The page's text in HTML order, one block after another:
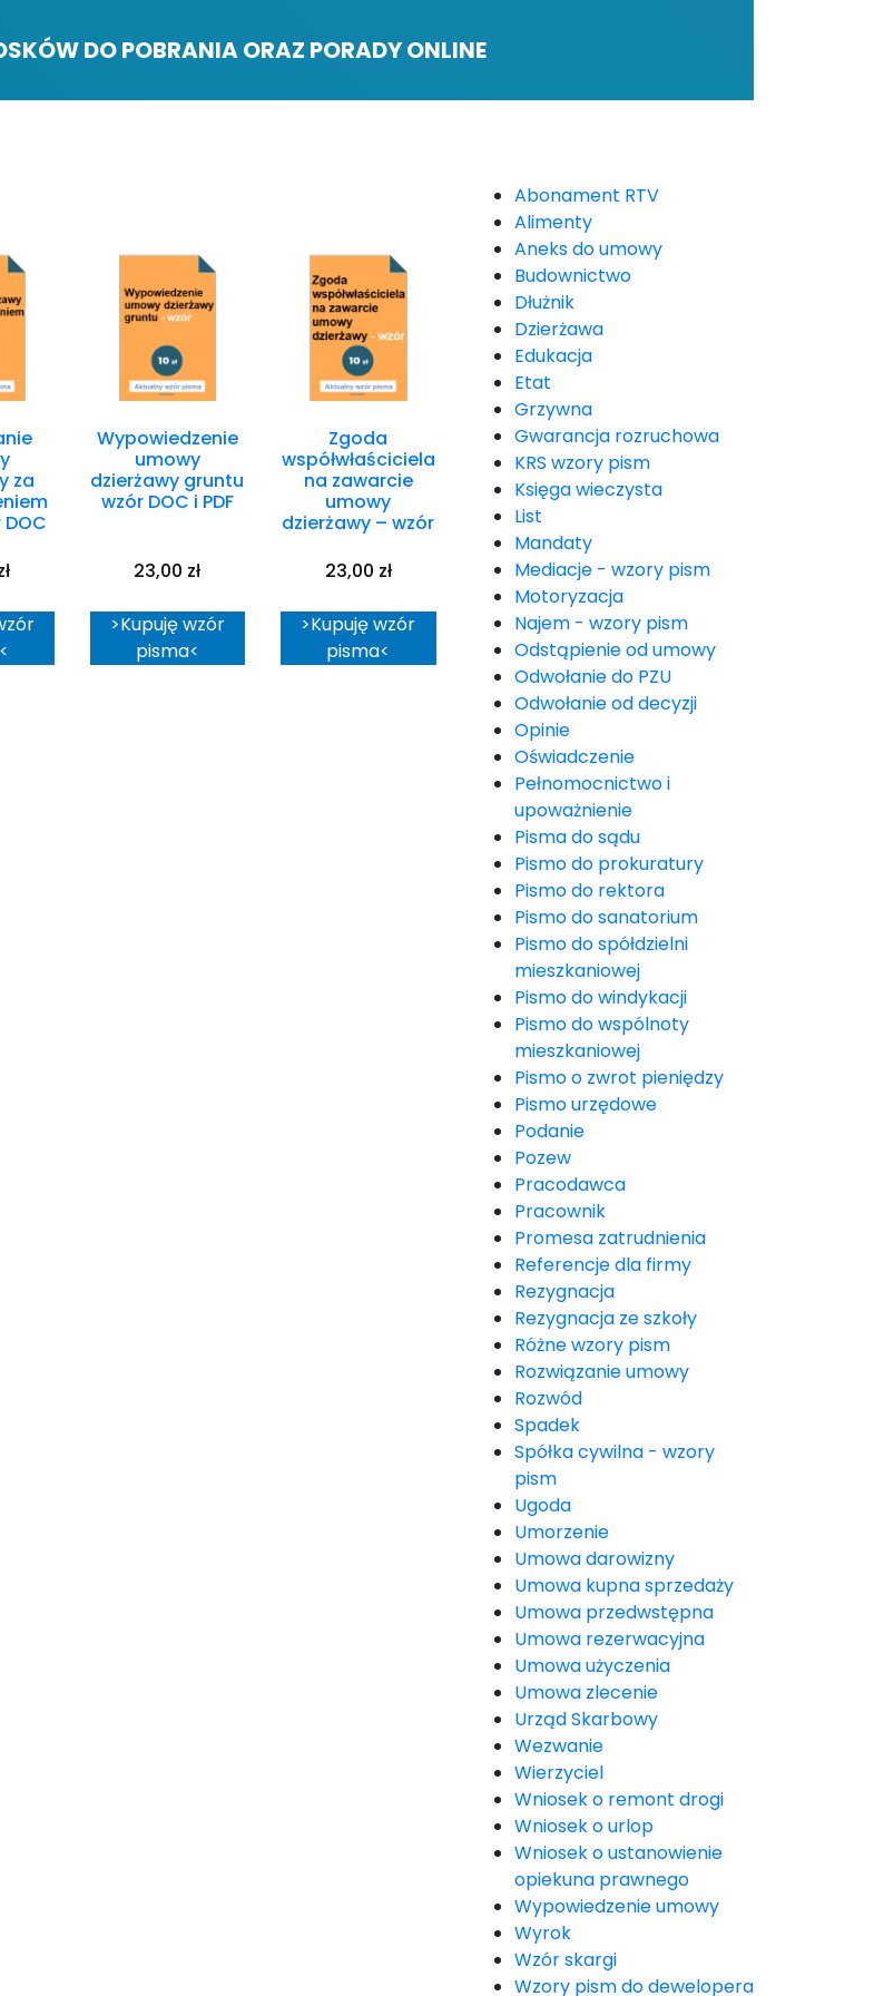
DO POBRANIA ORAZ PORADY ONLINE
za
Wypowiedzenie
umowy
dzierżawy gruntu
wzór DOC i PDF
23,00 zł
>Kupuję wzór
pisma<
Zgoda
współwłaściciela
na zawarcie
umowy
dzierżawy – wzór
23,00 zł
>Kupuję wzór
pisma<
Abonament RTV
Alimenty
Aneks do umowy
Budownictwo
Dłużnik
Dzierżawa
Edukacja
Etat
Grzywna
Gwarancja rozruchowa
KRS wzory pism
Księga wieczysta
List
Mandaty
Mediacje - wzory pism
Motoryzacja
Najem - wzory pism
Odstąpienie od umowy
Odwołanie do PZU
Odwołanie od decyzji
Opinie
Oświadczenie
Pełnomocnictwo i
upoważnienie
Pisma do sądu
Pismo do prokuratury
Pismo do rektora
Pismo do sanatorium
Pismo do spółdzielni
mieszkaniowej
Pismo do windykacji
Pismo do wspólnoty
mieszkaniowej
Pismo o zwrot pieniędzy
Pismo urzędowe
Podanie
Pozew
Pracodawca
Pracownik
Promesa zatrudnienia
Referencje dla firmy
Rezygnacja
Rezygnacja ze szkoły
Różne wzory pism
Rozwiązanie umowy
Rozwód
Spadek
Spółka cywilna - wzory
pism
Ugoda
Umorzenie
Umowa darowizny
Umowa kupna sprzedaży
Umowa przedwstępna
Umowa rezerwacyjna
Umowa użyczenia
Umowa zlecenie
Urząd Skarbowy
Wezwanie
Wierzyciel
Wniosek o remont drogi
Wniosek o urlop
Wniosek o ustanowienie
opiekuna prawnego
Wypowiedzenie umowy
Wyrok
Wzór skargi
Wzory pism do dewelopera